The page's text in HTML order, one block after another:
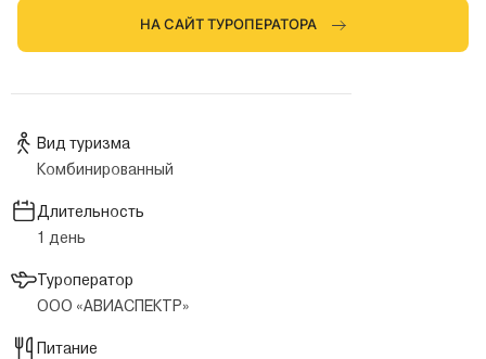
НА САЙТ ТУРОПЕРАТОРА
Вид туризма
Комбинированный
Длительность
1 день
Туроператор
ООО «АВИАСПЕКТР»
Питание